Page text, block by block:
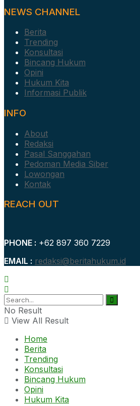
NEWS CHANNEL
Berita
Trending
Konsultasi
Bincang Hukum
Opini
Hukum Kita
Informasi Publik
INFO
About
Redaksi
Pasal Sanggahan
Pedoman Media Siber
Lowongan
Kontak
REACH OUT
PHONE : +62 897 360 7229
EMAIL : redaksi@beritahukum.id
No Result
View All Result
Home
Berita
Trending
Konsultasi
Bincang Hukum
Opini
Hukum Kita